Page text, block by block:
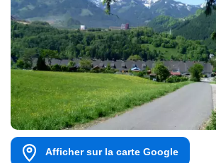
Afficher sur la carte Google